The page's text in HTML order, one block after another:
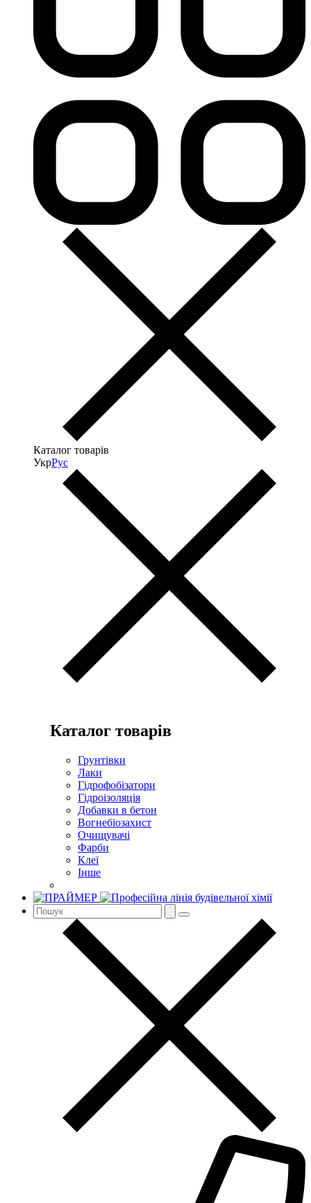
Каталог товарів
УкрРус
Каталог товарів
Грунтівки
Лаки
Гідрофобізатори
Гідроізоляція
Добавки в бетон
Вогнебіозахист
Очищувачі
Фарби
Клеї
Інше